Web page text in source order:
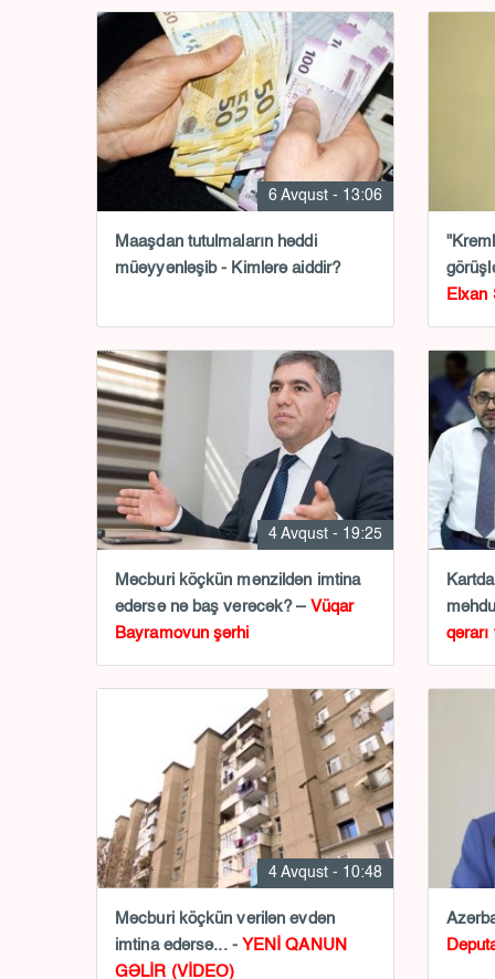
6 Avqust - 13:06
Maaşdan tutulmaların həddi
müəyyənləşib - Kimlərə aiddir?
Elxan
4 Avqust - 19:25
Məcburi köçkün mənzildən imtina
edərsə nə baş verəcək? – Vüqar
Bayramovun şərhi
qərarı
4 Avqust - 10:48
Məcburi köçkün verilən evdən
imtina edərsə... - YENİ QANUN
GƏLİR (VİDEO)